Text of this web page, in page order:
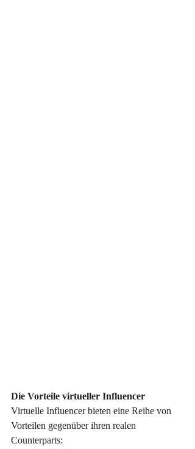
Die Vorteile virtueller Influencer
Virtuelle Influencer bieten eine Reihe von
Vorteilen gegenüber ihren realen
Counterparts: